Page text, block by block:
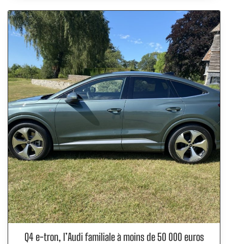
Q4 e-tron, l’Audi familiale à moins de 50 000 euros